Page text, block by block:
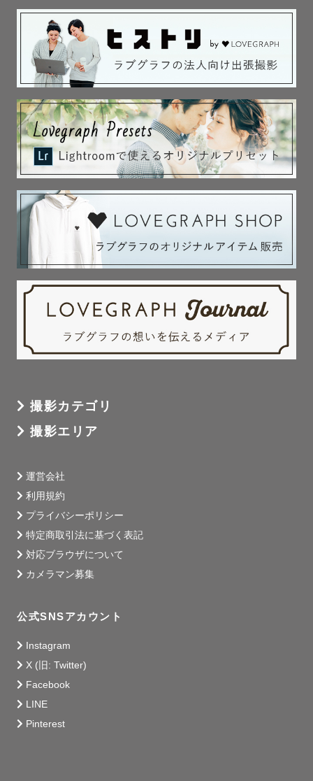
す。
東は滋賀、西は姫路あたりまで対応可能です。
場所に迷われている場合も、撮影内容に合わせてご相談く
ださい。
📩 当日までの連絡に関して
日程やロケ地の調整、事前の共有をスムーズに行うため、
ご連絡はLINEでお願いしています。
できるだけ早めの返信を心がけ、当日までの不安を少しで
も減らした状態で、
安心して撮影に臨んでいただけるようにしています。
🌱 最後に
写真としてきれいに残すことはもちろん、撮影が終わった
あとに「頼んでよかったね」と思ってもらえる時間にした
そして数年後、「この頃、こんな感じだったね」と自然に
話しながら見返してもらえる写真を残せたら嬉しいです。
お会いできることを楽しみにしています。
撮影カテゴリ
撮影エリア
運営会社
利用規約
プライバシーポリシー
特定商取引法に基づく表記
対応ブラウザについて
カメラマン募集
公式SNSアカウント
Instagram
X (旧: Twitter)
Facebook
LINE
Pinterest